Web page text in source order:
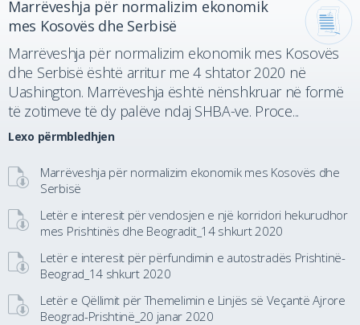
Marrëveshja për normalizim ekonomik
mes Kosovës dhe Serbisë
Marrëveshja për normalizim ekonomik mes Kosovës
dhe Serbisë është arritur me 4 shtator 2020 në
Uashington. Marrëveshja është nënshkruar në formë
të zotimeve të dy palëve ndaj SHBA-ve. Proce...
Lexo përmbledhjen
Marrëveshja për normalizim ekonomik mes Kosovës dhe
Serbisë
Letër e interesit për vendosjen e një korridori hekurudhor
mes Prishtinës dhe Beogradit_14 shkurt 2020
Letër e interesit për përfundimin e autostradës Prishtinë-
Beograd_14 shkurt 2020
Letër e Qëllimit për Themelimin e Linjës së Veçantë Ajrore
Beograd-Prishtinë_20 janar 2020